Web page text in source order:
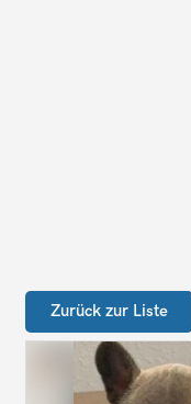
Zurück zur Liste